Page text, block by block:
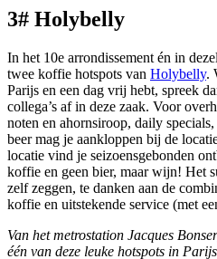
3# Holybelly
In het 10e arrondissement én in
twee koffie hotspots van Holybelly.
Parijs en een dag vrij hebt, spreek
collega’s af in deze zaak. Voor
noten en ahornsiroop, daily
beer mag je aankloppen bij de
locatie vind je seizoensgebonden
koffie en geen bier, maar wijn! Het
zelf zeggen, te danken aan de
koffie en uitstekende service (met
Van het metrostation Jacques
één van deze leuke hotspots in